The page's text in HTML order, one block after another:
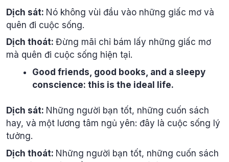
Dịch sát: Nó không vùi đầu vào những giấc mơ và
quên đi cuộc sống.
Dịch thoát: Đừng mãi chỉ bám lấy những giấc mơ
mà quên đi cuộc sống hiện tại.
Good friends, good books, and a sleepy
conscience: this is the ideal life.
Dịch sát: Những người bạn tốt, những cuốn sách
hay, và một lương tâm ngủ yên: đây là cuộc sống lý
tưởng.
Dịch thoát: Những người bạn tốt, những cuốn sách